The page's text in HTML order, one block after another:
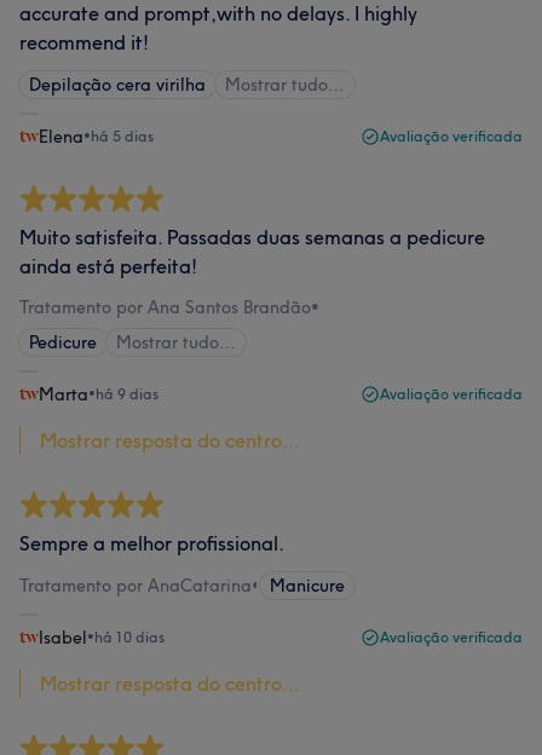
accurate and prompt,with no delays. I highly
recommend it!
Depilação cera virilha Mostrar tudo…
Elena•há 5 dias Avaliação verificada
Muito satisfeita. Passadas duas semanas a pedicure
ainda está perfeita!
Tratamento por Ana Santos Brandão•
Pedicure
Mostrar tudo…
Marta•há 9 dias Avaliação verificada
Mostrar resposta do centro...
Sempre a melhor profissional.
Tratamento por AnaCatarina• Manicure
Isabel•há 10 dias Avaliação verificada
Mostrar resposta do centro...